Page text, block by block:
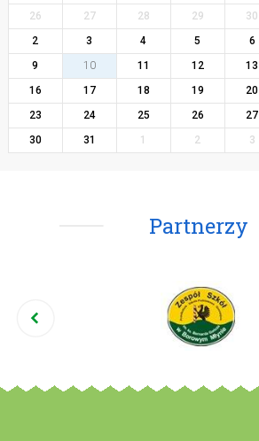
26 27 28 29 30
2
3 4 5 6
9
10 11 12 13
16
17 18 19 20
23
24 25 26 27
30
31 1 2 3
Partnerzy